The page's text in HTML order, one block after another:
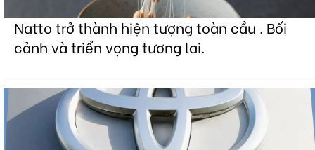
Natto trở thành hiện tượng toàn cầu . Bối
cảnh và triển vọng tương lai.